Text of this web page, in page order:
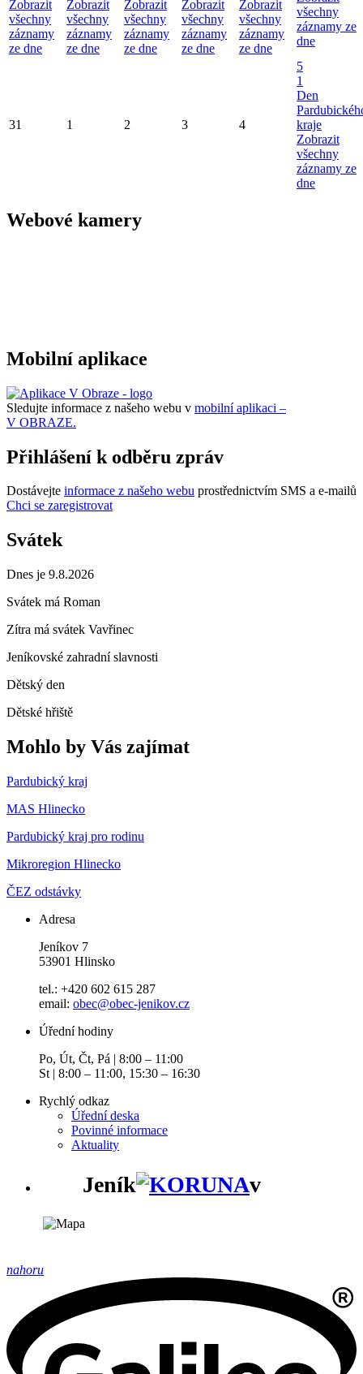
Zobrazit
všechny
záznamy
ze dne
Zobrazit
všechny
záznamy
ze dne
Zobrazit
všechny
záznamy
ze dne
Zobrazit
všechny
záznamy
ze dne
Zobrazit
všechny
záznamy
ze dne
všechny
záznamy ze
dne
31 1 2 3 4
5
1
Den
kraje
Zobrazit
všechny
záznamy ze
dne
Webové kamery
Mobilní aplikace
Sledujte informace z našeho webu v mobilní aplikaci –
V OBRAZE.
Přihlášení k odběru zpráv
Dostávejte informace z našeho webu prostřednictvím SMS a e-mailů
Chci se zaregistrovat
Svátek
Dnes je 9.8.2026
Svátek má Roman
Zítra má svátek Vavřinec
Jeníkovské zahradní slavnosti
Dětský den
Dětské hřiště
Mohlo by Vás zajímat
Pardubický kraj
MAS Hlinecko
Pardubický kraj pro rodinu
Mikroregion Hlinecko
ČEZ odstávky
Adresa
Jeníkov 7
53901 Hlinsko
tel.: +420 602 615 287
email: obec@obec-jenikov.cz
Úřední hodiny
Po, Út, Čt, Pá | 8:00 – 11:00
St | 8:00 – 11:00, 15:30 – 16:30
Rychlý odkaz
Úřední deska
Povinné informace
Aktuality
Jeník v
nahoru